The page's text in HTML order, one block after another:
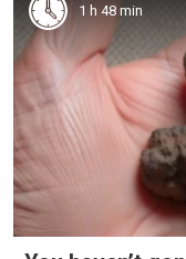
1 h 48 min